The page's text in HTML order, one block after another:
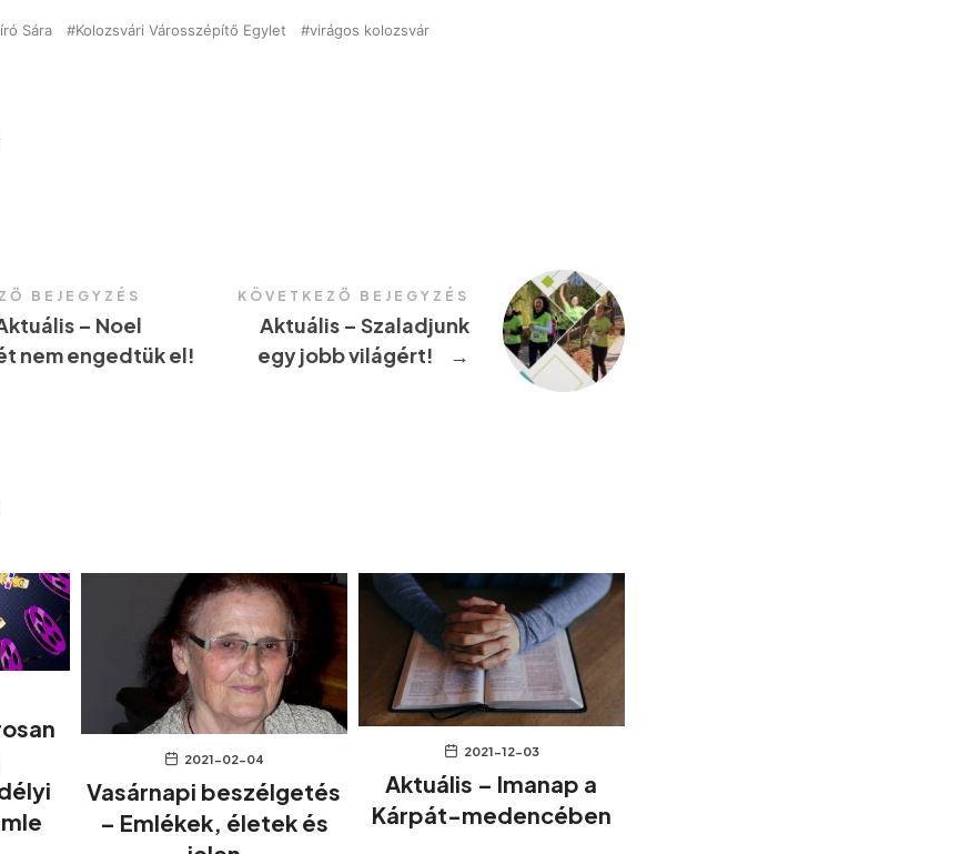
Sára Kolozsvári Városszépítő Egylet virágos kolozsvár
BEJEGYZÉS
– Noel
nem engedtük el!
KÖVETKEZŐ BEJEGYZÉS
Aktuális – Szaladjunk
egy jobb világért!
→
2021-02-04
Vasárnapi beszélgetés
– Emlékek, életek és
2021-12-03
Aktuális – Imanap a
Kárpát-medencében